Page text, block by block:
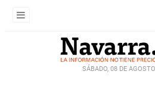
SÁBADO, 08 DE